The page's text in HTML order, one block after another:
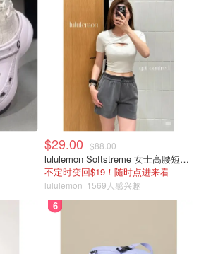
了包边，这样周到的保护，珍贵的桑
啦~
$29.00 $88.00
lululemon Softstreme 女士高腰短裤 10cm
不定时变回$19！随时点进来看
lululemon 1569人感兴趣
6